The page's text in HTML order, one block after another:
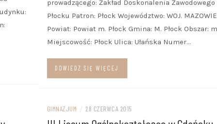
prowadzącego: Zakład Doskonalenia Zawodowego
Płocku Patron: Płock Województwo: WOJ.
Powiat: Powiat m. Płock Gmina: M. Płock Obszar:
Miejscowość: Płock Ulica: Ułańska Numer…
DOWIEDZ SIĘ WIĘCEJ
GIMNAZJUM / 28 CZERWCA 2015